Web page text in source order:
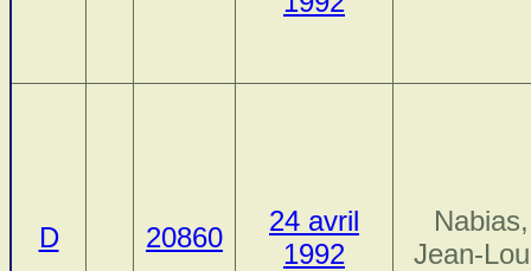
D 20860
24 avril
1992
Nabias,
Jean-